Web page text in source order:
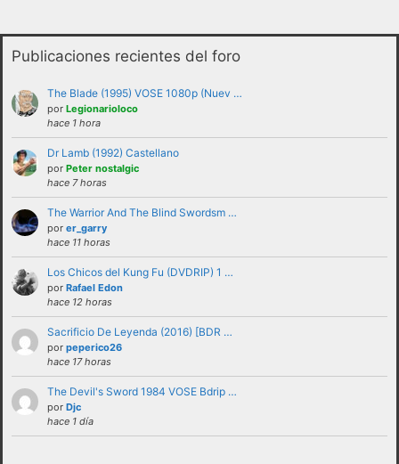
No se debe insultar a ningún usuario bajo
ninguna circunstancia. Se puede criticar,
discutir e intercambiar opiniones sin
necesidad de recurrir al insulto.
No se debe hacer apología de la violencia, ni
de forma verbal ni mostrando insignias,
banderas o similares que puedan
Publicaciones recientes del foro
The Blade (1995) VOSE 1080p (Nuev …
por Legionarioloco
hace 1 hora
Dr Lamb (1992) Castellano
por Peter nostalgic
hace 7 horas
The Warrior And The Blind Swordsm …
por er_garry
hace 11 horas
Los Chicos del Kung Fu (DVDRIP) 1 …
por Rafael Edon
hace 12 horas
Sacrificio De Leyenda (2016) [BDR …
por peperico26
hace 17 horas
The Devil's Sword 1984 VOSE Bdrip …
por Djc
hace 1 día